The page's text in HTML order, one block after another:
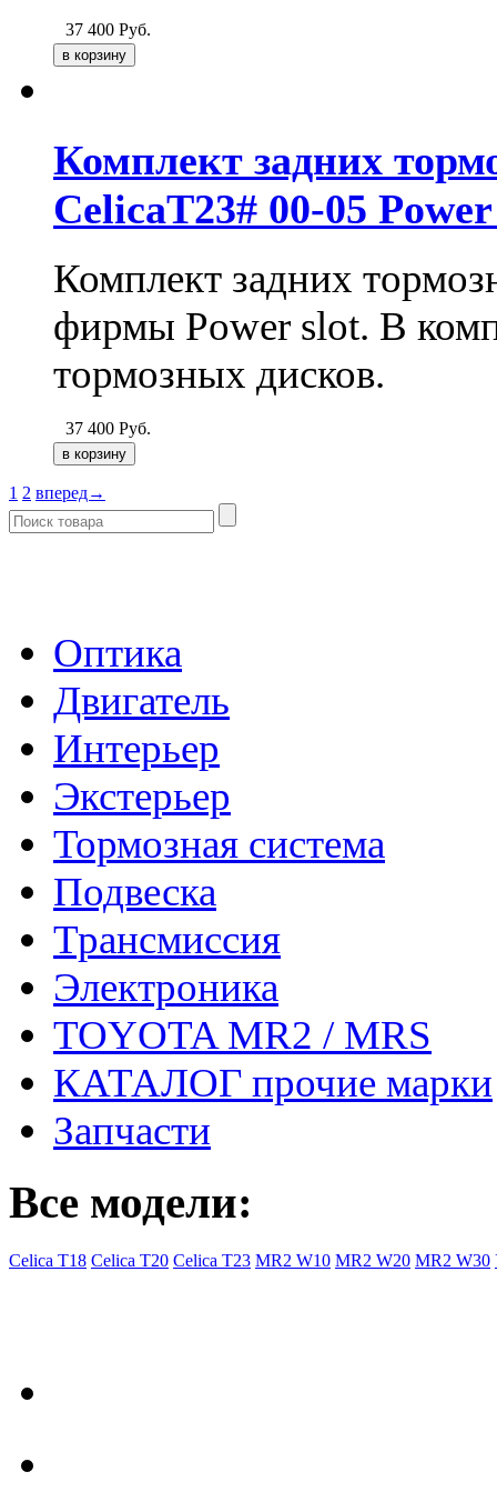
37 400 Руб.
Комплект задних
CelicaT23# 00-05
Комплект задних
фирмы Power slot. В
тормозных дисков.
37 400 Руб.
1 2 вперед→
Оптика
Двигатель
Интерьер
Экстерьер
Тормозная система
Подвеска
Трансмиссия
Электроника
TOYOTA MR2 / MRS
КАТАЛОГ прочие марки
Запчасти
Все модели:
Celica T18 Celica T20 Celica T23 MR2 W10 MR2 W20 MR2 W30